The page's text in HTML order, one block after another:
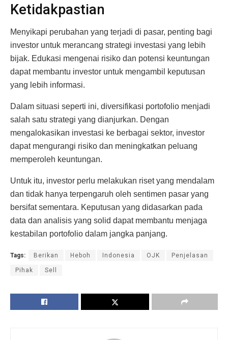
Ketidakpastian
Menyikapi perubahan yang terjadi di pasar, penting bagi
investor untuk merancang strategi investasi yang lebih
bijak. Edukasi mengenai risiko dan potensi keuntungan
dapat membantu investor untuk mengambil keputusan
yang lebih informasi.
Dalam situasi seperti ini, diversifikasi portofolio menjadi
salah satu strategi yang dianjurkan. Dengan
mengalokasikan investasi ke berbagai sektor, investor
dapat mengurangi risiko dan meningkatkan peluang
memperoleh keuntungan.
Untuk itu, investor perlu melakukan riset yang mendalam
dan tidak hanya terpengaruh oleh sentimen pasar yang
bersifat sementara. Keputusan yang didasarkan pada
data dan analisis yang solid dapat membantu menjaga
kestabilan portofolio dalam jangka panjang.
Tags: Berikan Heboh Indonesia OJK Penjelasan
Pihak Sell